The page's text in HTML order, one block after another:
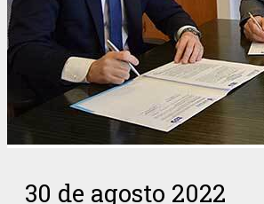
30 de agosto 2022